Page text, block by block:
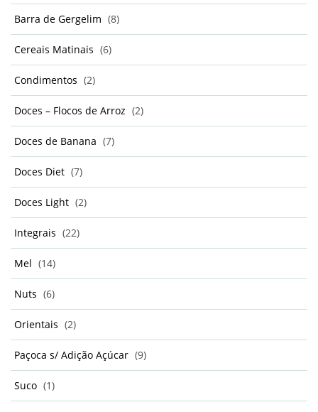
Barra de Gergelim (8)
Cereais Matinais (6)
Condimentos (2)
Doces – Flocos de Arroz (2)
Doces de Banana (7)
Doces Diet (7)
Doces Light (2)
Integrais (22)
Mel (14)
Nuts (6)
Orientais (2)
Paçoca s/ Adição Açúcar (9)
Suco (1)